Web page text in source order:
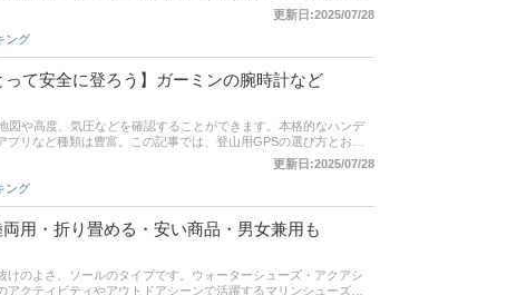
ーザーのイチオシ、エキスパート、編集部が厳選したおすすめ
ムもピックアップ。記事の後半には、比較一覧表や通販サイト
せてチェックしてみてください。
更新日:2025/07/28
ング
て安全に登ろう】ガーミンの腕時計など
や高度、気圧などを確認することができます。本格的なハンデ
リなど種類は豊富。この記事では、登山用GPSの選び方とおす
ドの製品をピックアップ！後半には、比較一覧表や通販サイト
せてチェックしてみてください。
更新日:2025/07/28
ング
用・折り畳める・安い商品・男女兼用も
のよさ、ソールのタイプです。ウォーターシューズ・アクアシ
クティビティやアウトドアシーンで活躍するマリンシューズの